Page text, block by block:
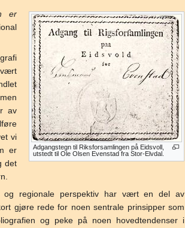
Adgangstegn til Riksforsamlingen på Eidsvoll,
utstedt til Ole Olsen Evenstad fra Stor-Elvdal.
er
av
vi
er
det
regionale perspektiv har vært en del av
gjøre rede for noen sentrale prinsipper som
og peke på noen hovedtendenser i